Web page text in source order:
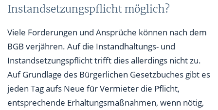
Instandsetzungspflicht möglich?
Viele Forderungen und Ansprüche können nach dem
BGB verjähren. Auf die Instandhaltungs- und
Instandsetzungspflicht trifft dies allerdings nicht zu.
Auf Grundlage des Bürgerlichen Gesetzbuches gibt es
jeden Tag aufs Neue für Vermieter die Pflicht,
entsprechende Erhaltungsmaßnahmen, wenn nötig,